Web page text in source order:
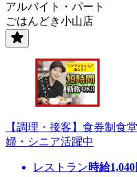
アルバイト・パート
ごはんどき小山店
【調理・接客】食券制
婦・シニア活躍中
レストラン時給1,040